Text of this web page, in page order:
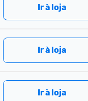
Ir à loja
Ir à loja
Ir à loja